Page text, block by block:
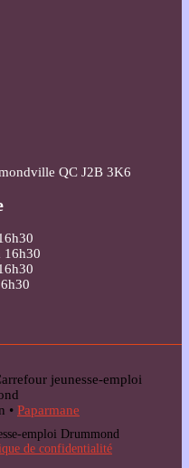
QC J2B 3K6
16h30
jeunesse-emploi
• Paparmane
emploi Drummond
de confidentialité